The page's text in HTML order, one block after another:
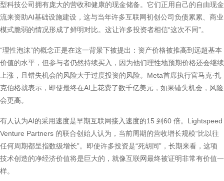
型科技公司拥有庞大的营收和健康的现金储备。它们正用自己的自由现金
流来资助AI基础设施建设，这与当年许多互联网初创公司负债累累、商业
模式脆弱的情况形成了鲜明对比。这让许多投资者相信“这次不同”。
“理性泡沫”的概念正是在这一背景下被提出：资产价格被推高到远超基本
价值的水平，但参与者仍然持续买入，因为他们理性地预期价格还会继续
上涨，且错失机会的风险大于过度投资的风险。Meta首席执行官马克·扎
克伯格就表示，即使最终在AI上花费了数千亿美元，如果错失机会，风险
会更高。
有人认为AI的采用速度是早期互联网接入速度的15 到60 倍。Lightspeed
Venture Partners 的联合创始人认为，当前周期的营收增长规模“比以往
任何周期都呈指数级增长”。即使许多投资是“死胡同”，长期来看，这项
技术创造的净经济价值将是巨大的，就像互联网最终被证明非常有价值一
样。